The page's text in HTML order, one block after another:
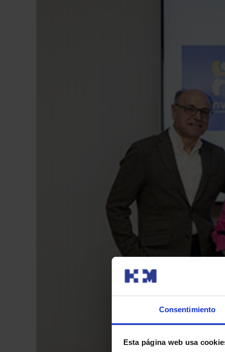
Consentimiento
Esta página web usa